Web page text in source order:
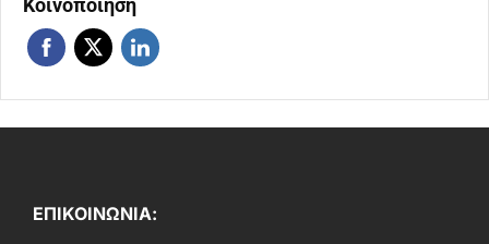
Κοινοποίηση
ΕΠΙΚΟΙΝΩΝΙΑ: